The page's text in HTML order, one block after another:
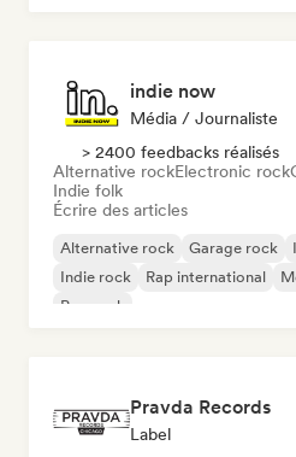
indie now
Média / Journaliste
> 2400 feedbacks réalisés
Alternative rockElectronic rock
Indie folk
Écrire des articles
Alternative rock Garage rock
Indie rock
Rap international
Pop rock
Pravda Records
Label